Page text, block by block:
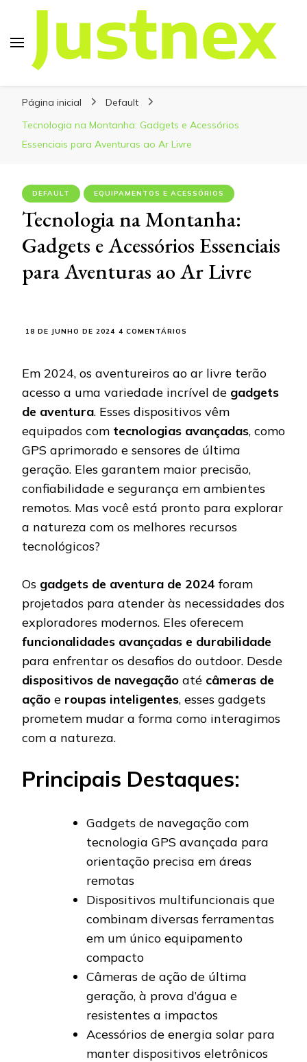
Página inicial
Default
Tecnologia na Montanha: Gadgets e Acessórios
Essenciais para Aventuras ao Ar Livre
DEFAULT EQUIPAMENTOS E ACESSÓRIOS
Tecnologia na Montanha:
Gadgets e Acessórios Essenciais
para Aventuras ao Ar Livre
18 DE JUNHO DE 2024 4 COMENTÁRIOS
MONTANHA:
GADGETS
E
ESSENCIAIS
PARA
AO
AR
LIVRE
Em 2024, os aventureiros ao ar livre terão
acesso a uma variedade incrível de gadgets
de aventura. Esses dispositivos vêm
equipados com tecnologias avançadas, como
GPS aprimorado e sensores de última
geração. Eles garantem maior precisão,
confiabilidade e segurança em ambientes
remotos. Mas você está pronto para explorar
a natureza com os melhores recursos
tecnológicos?
Os gadgets de aventura de 2024 foram
projetados para atender às necessidades dos
exploradores modernos. Eles oferecem
funcionalidades avançadas e durabilidade
para enfrentar os desafios do outdoor. Desde
dispositivos de navegação até câmeras de
ação e roupas inteligentes, esses gadgets
prometem mudar a forma como interagimos
com a natureza.
Principais Destaques:
Gadgets de navegação com
tecnologia GPS avançada para
orientação precisa em áreas
remotas
Dispositivos multifuncionais que
combinam diversas ferramentas
em um único equipamento
compacto
Câmeras de ação de última
geração, à prova d’água e
resistentes a impactos
Acessórios de energia solar para
manter dispositivos eletrônicos